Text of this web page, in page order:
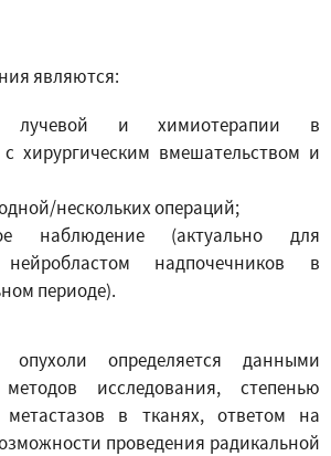
являются:
лучевой и химиотерапии в
хирургическим вмешательством и
нескольких операций;
наблюдение (актуально для
надпочечников в
периоде).
опухоли определяется данными
исследования, степенью
метастазов в тканях, ответом на
проведения радикальной